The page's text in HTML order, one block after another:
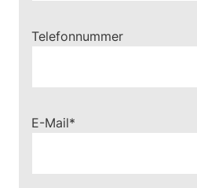
Telefonnummer
Pflichtfeld
E-Mail*